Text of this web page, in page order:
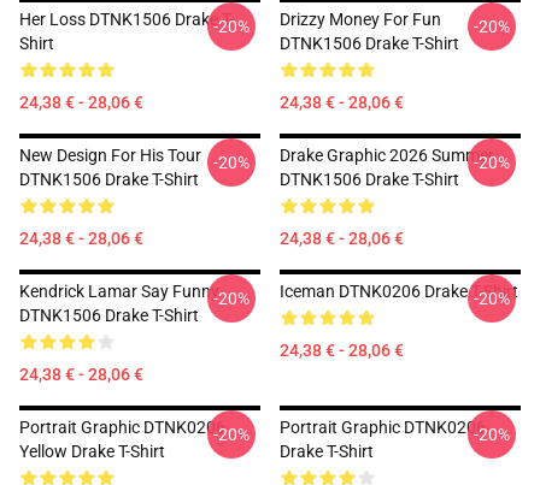
Her Loss DTNK1506 Drake T-
Shirt
24,38 € - 28,06 €
-20%
Drizzy Money For Fun
DTNK1506 Drake T-Shirt
24,38 € - 28,06 €
-20%
New Design For His Tour
DTNK1506 Drake T-Shirt
24,38 € - 28,06 €
-20%
Drake Graphic 2026 Summer
DTNK1506 Drake T-Shirt
24,38 € - 28,06 €
-20%
Kendrick Lamar Say Funny
DTNK1506 Drake T-Shirt
24,38 € - 28,06 €
-20% Iceman DTNK0206 Drake T-Shirt
24,38 € - 28,06 €
-20%
Portrait Graphic DTNK0206
Yellow Drake T-Shirt
-20%
Portrait Graphic DTNK0206
Drake T-Shirt
-20%